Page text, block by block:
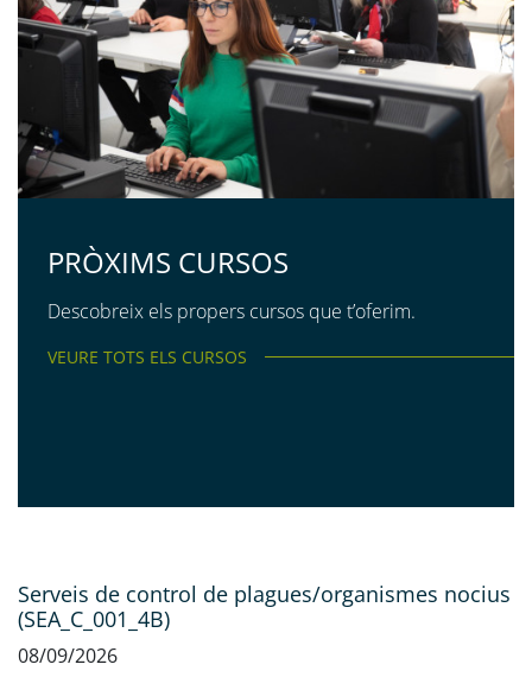
PRÒXIMS CURSOS
Descobreix els propers cursos que t’oferim.
VEURE TOTS ELS CURSOS
Serveis de control de plagues/organismes nocius
(SEA_C_001_4B)
08/09/2026